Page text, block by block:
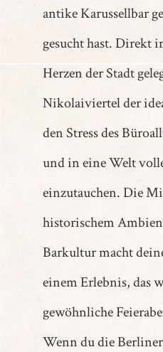
antike Karussellbar
gesucht hast. Direkt
Herzen der Stadt
Nikolaiviertel der
den Stress des
und in eine Welt
einzutauchen. Die
historischem
Barkultur macht
einem Erlebnis, das
gewöhnliche
Wenn du die